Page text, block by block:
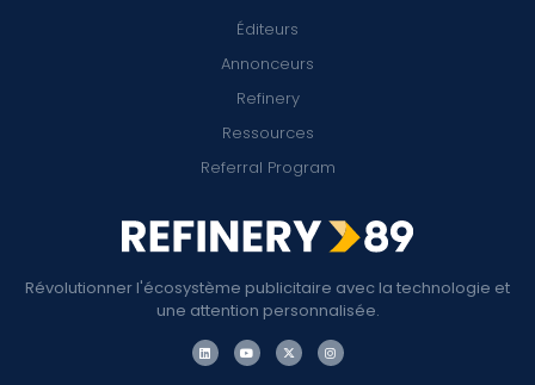
Révolutionner l'écosystème publicitaire avec la technologie et
une attention personnalisée.
Éditeurs
Annonceurs
Refinery
Ressources
Referral Program